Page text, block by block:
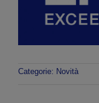
Categorie: Novità